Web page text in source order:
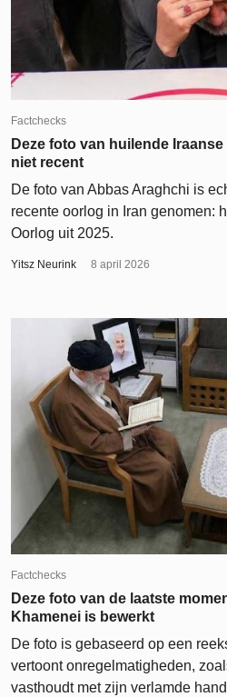
Factchecks
Deze foto van huilende
niet recent
De foto van Abbas Araghchi is
recente oorlog in Iran genomen:
Oorlog uit 2025.
Yitsz Neurink 8 april 2026
Factchecks
Deze foto van de laatste
Khamenei is bewerkt
De foto is gebaseerd op een
vertoont onregelmatigheden,
vasthoudt met zijn verlamde